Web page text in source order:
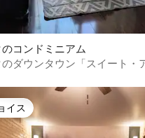
コンドミニアム
ダウンタウン「スイート・
イス
イス